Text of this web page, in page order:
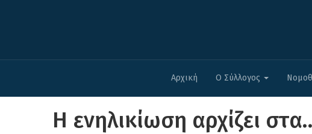
Αρχική Ο Σύλλογος
Η ενηλικίωση αρχίζει